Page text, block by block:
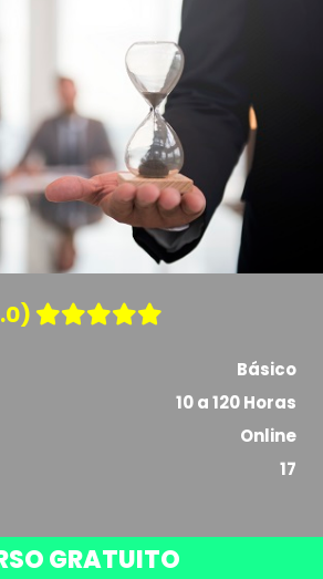
Básico
10 a 120 Horas
Online
17
GRATUITO